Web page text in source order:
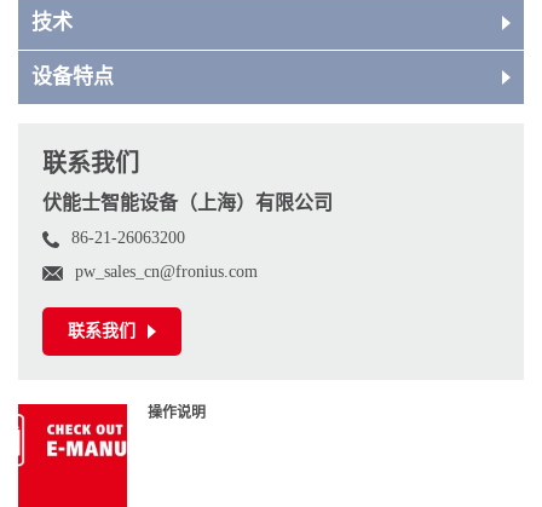
技术
设备特点
联系我们
伏能士智能设备（上海）有限公司
86-21-26063200
pw_sales_cn@fronius.com
联系我们
操作说明